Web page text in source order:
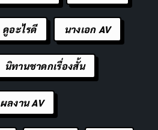
ดูอะไรดี นางเอก AV
นิทานชาดกเรื่องสั้น
ผลงาน AV